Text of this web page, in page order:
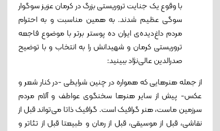
10. نام هنرمند: بهنام شیرمحمدی
با وقوع یک جنایت تروریستی بزرگ در کرمان عزیز سوگوار
سوگی عظیم شدند. به همین مناسبت و به احترام
مردم داغ‌دیده‌ی ایران ده پوستر برتر با موضوع فاجعه
تروریستی کرمان و شهیدانش را به انتخاب و با توضیح
صدرالدین عالی‌نژاد ببینید:
از جمله هنرهایی که همواره در چنین شرایطی -در کنار شعر و
عکس- پیش از سایر هنرها سخنگوی عواطف و آلام مردم
سرزمین ماست، هنر گرافیک است. گرافیک ذاتا می‌تواند قبل از
نقاشی، قبل از موسیقی، قبل از رمان و طبیعتا قبل از تئاتر و